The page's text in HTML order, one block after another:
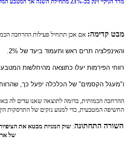
מדד הניקיי זינק בכ-23% מתחילת השנה אך המטבע המקומי נחלש בכ-12%
מבט קדימה: אם אכן תתחיל פעילות ההרחבה הכמותית בעוד כ- 9 חודשים, המדיניות הכלכלית
והאינפלציה תרים ראש ותעמוד ביעד של 2%.
רווחי הפירמות יעלו כתוצאה מהיחלשות המטבע
ו"מעגל הקסמים" של הכלכלה יפעל כך,
ההרחבה הכמותית, בדומה לתוצאה שאנו עדים לה
החשיפה המטבעית, כדי למנוע נזקים של התרסקות הין אל
השורה התחתונה:שוק המניות מבטא את
של